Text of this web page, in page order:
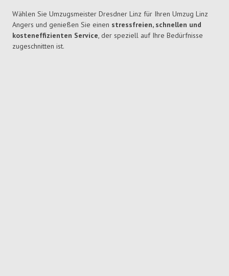
Wählen Sie Umzugsmeister Dresdner Linz für Ihren Umzug Linz
Angers und genießen Sie einen stressfreien, schnellen und
kosteneffizienten Service, der speziell auf Ihre Bedürfnisse
zugeschnitten ist.